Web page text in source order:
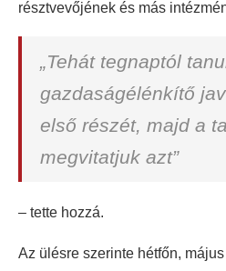
résztvevőjének és más
„Tehát tegnaptól
gazdaságélénkítő
első részét, majd a
megvitatjuk azt”
– tette hozzá.
Az ülésre szerinte hétfőn,